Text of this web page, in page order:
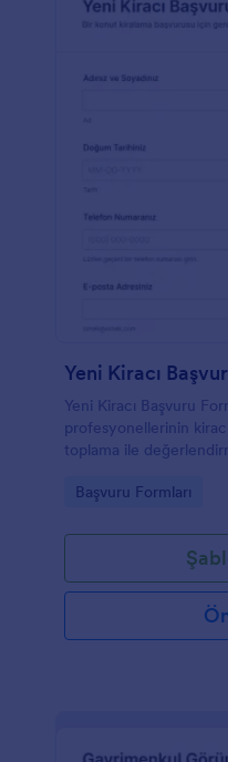
Yeni Kiracı
Yeni Kiracı Başvuru
profesyonellerinin
toplama ile
Go to Category:
Başvuru Formları